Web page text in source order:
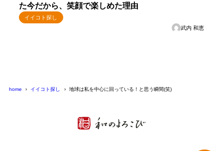
た今だから、笑顔で楽しめた理由
イイコト探し
武内 和恵
home イイコト探し 地球は私を中心に回っている！と思う瞬間(笑)